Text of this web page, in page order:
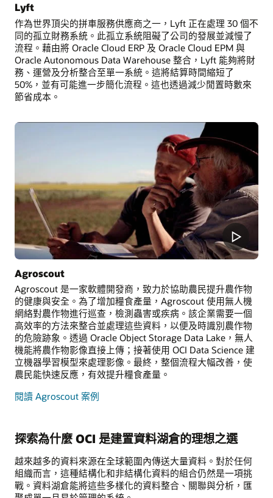
Lyft
作為世界頂尖的拼車服務供應商之一，Lyft 正在處理 30 個不
同的孤立財務系統。此孤立系統阻礙了公司的發展並減慢了
流程。藉由將 Oracle Cloud ERP 及 Oracle Cloud EPM 與
Oracle Autonomous Data Warehouse 整合，Lyft 能夠將財
務、運營及分析整合至單一系統。這將結算時間縮短了
50%，並有可能進一步簡化流程。這也透過減少閒置時數來
節省成本。
Agroscout
Agroscout 是一家軟體開發商，致力於協助農民提升農作物
的健康與安全。為了增加糧食產量，Agroscout 使用無人機
網絡對農作物進行巡查，檢測蟲害或疾病。該企業需要一個
高效率的方法來整合並處理這些資料，以便及時識別農作物
的危險跡象。透過 Oracle Object Storage Data Lake，無人
機能將農作物影像直接上傳；接著使用 OCI Data Science 建
立機器學習模型來處理影像。最終，整個流程大幅改善，使
農民能快速反應，有效提升糧食產量。
閱讀 Agroscout 案例
探索為什麼 OCI 是建置資料湖倉的理想之選
越來越多的資料來源在全球範圍內傳送大量資料。對於任何
組織而言，這種結構化和非結構化資料的組合仍然是一項挑
戰。資料湖倉能將這些多樣化的資料整合、關聯與分析，匯